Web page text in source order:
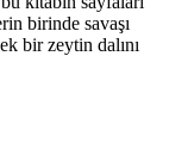
birinde savaşı
bir zeytin dalını